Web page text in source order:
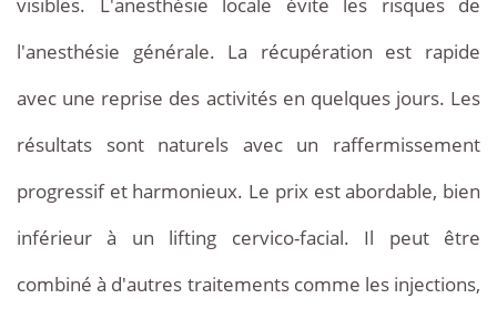
l'anesthésie générale. La récupération est rapide
avec une reprise des activités en quelques jours. Les
résultats sont naturels avec un raffermissement
progressif et harmonieux. Le prix est abordable, bien
inférieur à un lifting cervico-facial. Il peut être
combiné à d'autres traitements comme les injections,